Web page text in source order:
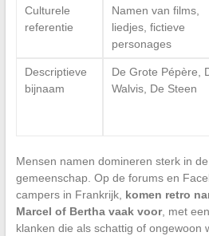
Culturele
referentie
Namen van films,
liedjes, fictieve
personages
Descriptieve
bijnaam
De Grote Pépère,
Walvis, De Steen
Mensen namen domineren sterk in
gemeenschap. Op de forums en
campers in Frankrijk, komen retro
Marcel of Bertha vaak voor, met
klanken die als schattig of ongewoon